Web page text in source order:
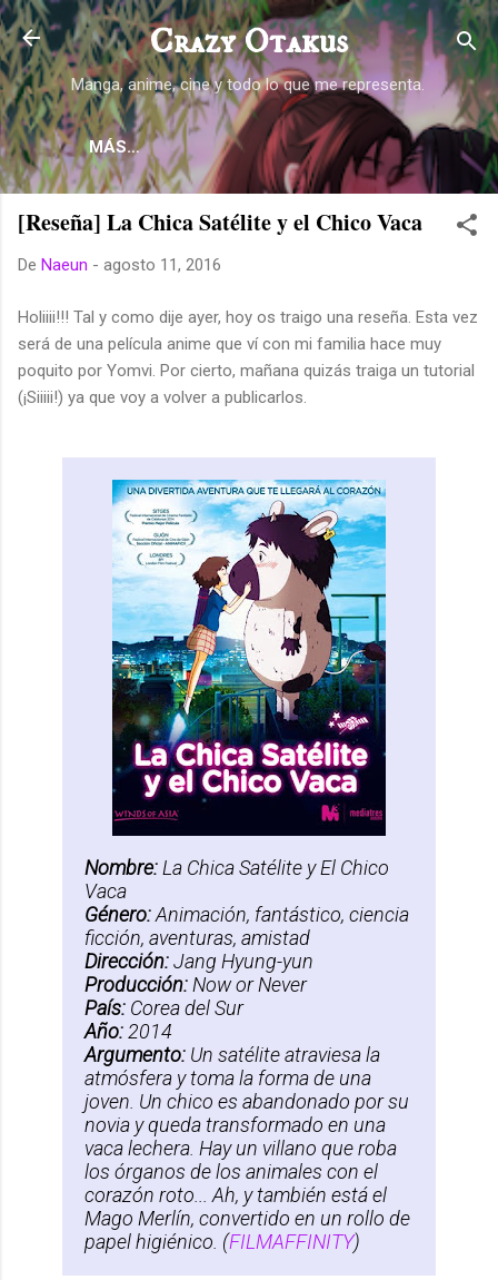
Ir al contenido principal
Crazy Otakus
Manga, anime, cine y todo lo que me representa.
MÁS…
[Reseña] La Chica Satélite y el Chico Vaca
De Naeun - agosto 11, 2016
Holiiii!!! Tal y como dije ayer, hoy os traigo una reseña. Esta vez
será de una película anime que ví con mi familia hace muy
poquito por Yomvi. Por cierto, mañana quizás traiga un tutorial
(¡Siiiii!) ya que voy a volver a publicarlos.
Nombre: La Chica Satélite y El Chico
Vaca
Género:Animación, fantástico, ciencia
ficción, aventuras, amistad
Dirección:Jang Hyung-yun
Producción: Now or Never
País: Corea del Sur
Año: 2014
Argumento: Un satélite atraviesa la
atmósfera y toma la forma de una
joven. Un chico es abandonado por su
novia y queda transformado en una
vaca lechera. Hay un villano que roba
los órganos de los animales con el
corazón roto... Ah, y también está el
Mago Merlín, convertido en un rollo de
papel higiénico. (FILMAFFINITY)